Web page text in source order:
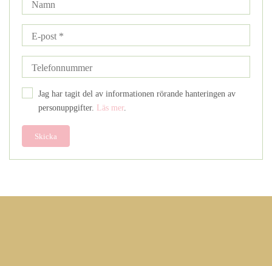
Jag har tagit del av informationen rörande hanteringen av
personuppgifter. Läs mer.